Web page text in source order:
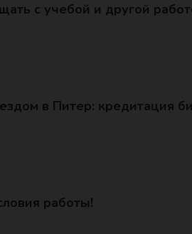
с учебой и другой
в Питер: кредитация
работы!